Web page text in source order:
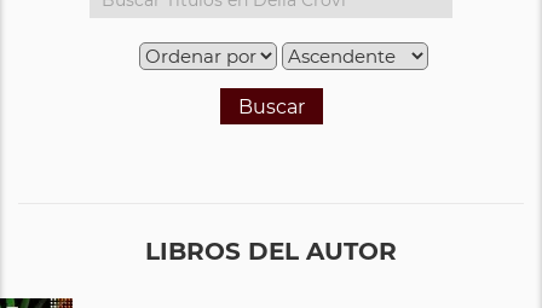
Buscar
LIBROS DEL AUTOR